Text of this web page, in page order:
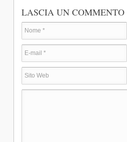
LASCIA UN COMMENTO